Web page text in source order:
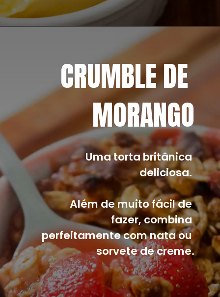
CRUMBLE DE
MORANGO
Uma torta britânica
deliciosa.
Além de muito fácil de
fazer, combina
perfeitamente com nata ou
sorvete de creme.